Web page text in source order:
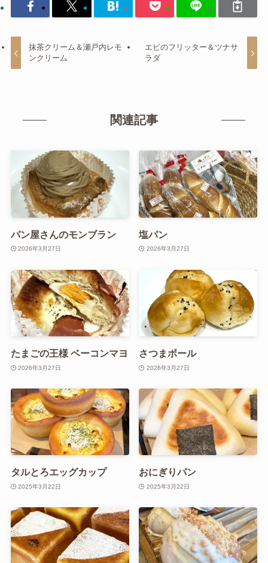
抹茶クリーム＆瀬戸内レモ
ンクリーム
エビのフリッター＆ツナサ
ラダ
関連記事
パン屋さんのモンブラン
2026年3月27日
塩パン
2026年3月27日
たまごの王様 ベーコンマヨ
2026年3月27日
さつまボール
2026年3月27日
タルとろエッグカップ
2025年3月22日
おにぎりパン
2025年3月22日